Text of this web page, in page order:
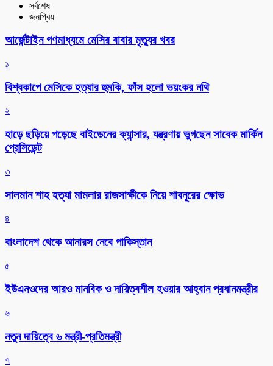
সর্বশেষ
জনপ্রিয়
আর্জেন্টাইন গণমাধ্যমে মেসির বাবার মৃত্যুর খবর
১
বিশ্বকাপে মেসিকে হত্যার হুমকি, ফাঁস হলো ভয়ংকর নথি
২
হাড়ে ছড়িয়ে পড়েছে বাইডেনের ক্যান্সার, যন্ত্রণায় ভুগছেন সাবেক মার্কিন
প্রেসিডেন্ট
৩
সালমান শাহ হত্যা মামলার রাজসাক্ষীকে নিয়ে শাবনূরের ক্ষোভ
৪
বাংলাদেশ থেকে আনারস নেবে পাকিস্তান
৫
ইউএনওদের আরও মানবিক ও দায়িত্বশীল হওয়ার আহ্বান প্রধানমন্ত্রীর
৬
নতুন দায়িত্বে ৬ মন্ত্রী-প্রতিমন্ত্রী
৭